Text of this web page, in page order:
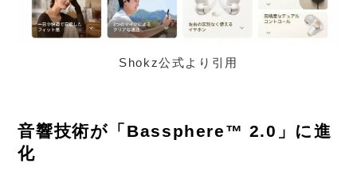
Shokz公式より引用
音響技術が「Bassphere™ 2.0」に進
化